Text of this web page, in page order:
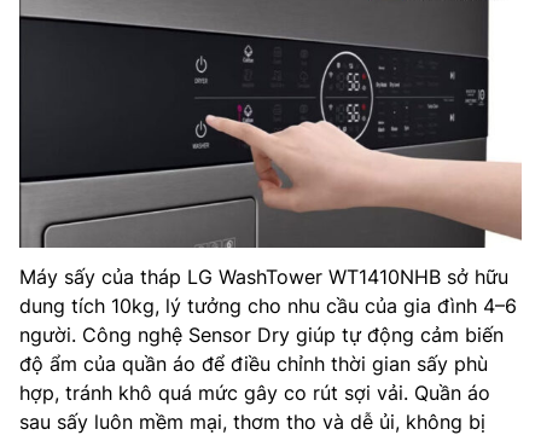
Máy sấy của tháp LG WashTower WT1410NHB sở hữu
dung tích 10kg, lý tưởng cho nhu cầu của gia đình 4–6
người. Công nghệ Sensor Dry giúp tự động cảm biến
độ ẩm của quần áo để điều chỉnh thời gian sấy phù
hợp, tránh khô quá mức gây co rút sợi vải. Quần áo
sau sấy luôn mềm mại, thơm tho và dễ ủi, không bị